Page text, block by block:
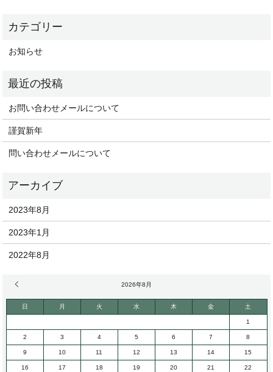
お知らせ
お問い合わせメールについて
謹賀新年
問い合わせメールについて
2023年8月
2023年1月
2022年8月
2026年8月
日 月 火 水 木 金 土
1
2 3 4 5 6 7 8
9 10 11 12 13 14 15
16 17 18 19 20 21 22